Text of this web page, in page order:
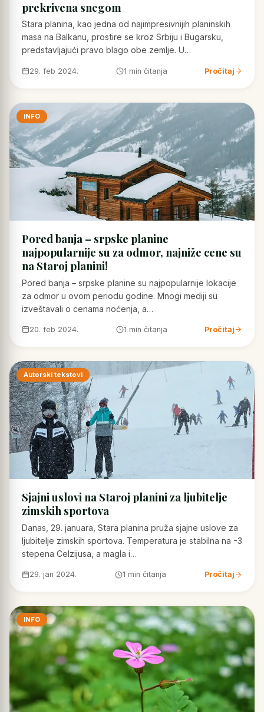
prekrivena snegom
Stara planina, kao jedna od najimpresivnijih planinskih
masa na Balkanu, prostire se kroz Srbiju i Bugarsku,
predstavljajući pravo blago obe zemlje. U…
29. feb 2024. 1 min čitanja Pročitaj
INFO
Pored banja – srpske planine
najpopularnije su za odmor, najniže cene su
na Staroj planini!
Pored banja – srpske planine su najpopularnije lokacije
za odmor u ovom periodu godine. Mnogi mediji su
izveštavali o cenama noćenja, a…
20. feb 2024. 1 min čitanja Pročitaj
Autorski tekstovi
Sjajni uslovi na Staroj planini za ljubitelje
zimskih sportova
Danas, 29. januara, Stara planina pruža sjajne uslove za
ljubitelje zimskih sportova. Temperatura je stabilna na -3
stepena Celzijusa, a magla i…
29. jan 2024. 1 min čitanja Pročitaj
INFO